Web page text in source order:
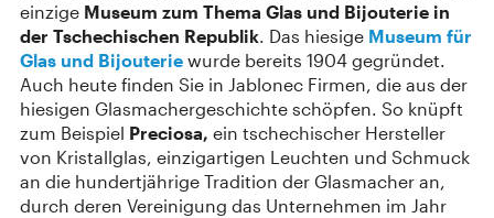
einzige Museum zum Thema Glas und Bijouterie in
der Tschechischen Republik. Das hiesige Museum für
Glas und Bijouterie wurde bereits 1904 gegründet.
Auch heute finden Sie in Jablonec Firmen, die aus der
hiesigen Glasmachergeschichte schöpfen. So knüpft
zum Beispiel Preciosa, ein tschechischer Hersteller
von Kristallglas, einzigartigen Leuchten und Schmuck
an die hundertjährige Tradition der Glasmacher an,
durch deren Vereinigung das Unternehmen im Jahr